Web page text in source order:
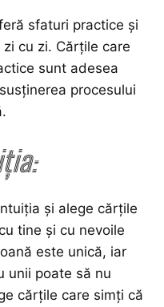
sfaturi practice și
cu zi. Cărțile care
sunt adesea
procesului
și alege cărțile
tine și cu nevoile
este unică, iar
unii poate să nu
cărțile care simți că